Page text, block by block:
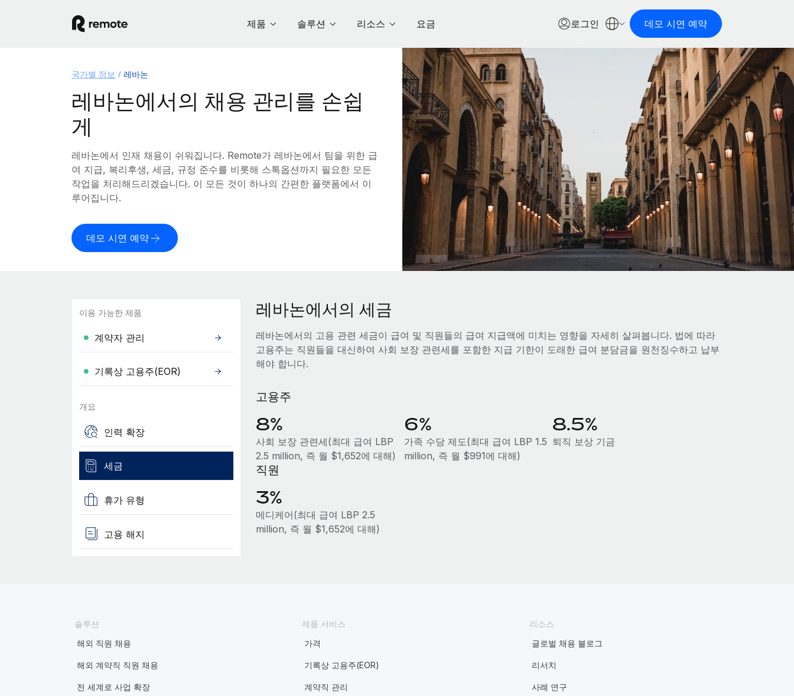
제품 솔루션 리소스 요금 로그인 데모 시연 예약
국가별 정보 레바논
레바논에서의 채용 관리를 손쉽
게
레바논에서 인재 채용이 쉬워집니다. Remote가 레바논에서 팀을 위한 급
여 지급, 복리후생, 세금, 규정 준수를 비롯해 스톡옵션까지 필요한 모든
작업을 처리해드리겠습니다. 이 모든 것이 하나의 간편한 플랫폼에서 이
루어집니다.
데모 시연 예약
이용 가능한 제품
계약자 관리
기록상 고용주(EOR)
개요
인력 확장
세금
휴가 유형
고용 해지
레바논에서의 세금
레바논에서의 고용 관련 세금이 급여 및 직원들의 급여 지급액에 미치는 영향을 자세히 살펴봅니다. 법에 따라
고용주는 직원들을 대신하여 사회 보장 관련세를 포함한 지급 기한이 도래한 급여 분담금을 원천징수하고 납부
해야 합니다.
고용주
8%
사회 보장 관련세(최대 급여 LBP
2.5 million, 즉 월 $1,652에 대해)
6%
가족 수당 제도(최대 급여 LBP 1.5
million, 즉 월 $991에 대해)
8.5%
퇴직 보상 기금
직원
3%
메디케어(최대 급여 LBP 2.5
million, 즉 월 $1,652에 대해)
솔루션
해외 직원 채용
해외 계약직 직원 채용
전 세계로 사업 확장
제품 서비스
가격
기록상 고용주(EOR)
계약직 관리
리소스
글로벌 채용 블로그
리서치
사례 연구